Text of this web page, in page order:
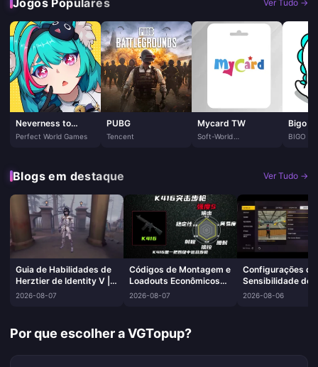
Jogos Populares Ver Tudo →
Neverness to
Everness
Perfect World Games
PUBG
Tencent
Mycard TW
Soft-World
Bigo
BIGO
Blogs em destaque Ver Tudo →
Guia de Habilidades de
Herztier de Identity V |
Agosto de 2026
2026-08-07
Códigos de Montagem e
Loadouts Econômicos
da K416 em Delta Force
2026-08-07
Configurações de
Sensibilidade de
para Free Fire
2026-08-06
Por que escolher a VGTopup?